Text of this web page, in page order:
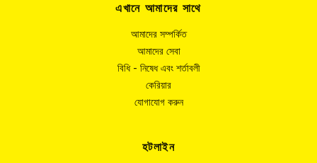
এখানে আমাদের সাথে
আমাদের সম্পর্কিত
আমাদের সেবা
বিধি - নিষেধ এবং শর্তাবলী
কেরিয়ার
যোগাযোগ করুন
হটলাইন